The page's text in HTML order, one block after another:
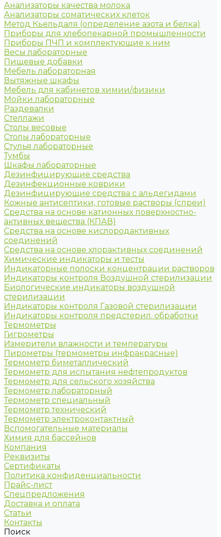
Анализаторы качества молока
Анализаторы соматических клеток
Метод Кьельдаля (определение азота и белка)
Приборы для хлебопекарной промышленности
Приборы ПЧП и комплектующие к ним
Весы лабораторные
Пищевые добавки
Мебель лабораторная
Вытяжные шкафы
Мебель для кабинетов химии/физики
Мойки лабораторные
Раздевалки
Стеллажи
Столы весовые
Столы лабораторные
Стулья лабораторные
Тумбы
Шкафы лабораторные
Дезинфицирующие средства
Дезинфекционные коврики
Дезинфицирующие средства с альдегидами
Кожные антисептики, готовые растворы (спреи)
Средства на основе катионных поверхностно-
активных вещества (КПАВ)
Средства на основе кислородактивных
соединений
Средства на основе хлорактивных соединений
Химические индикаторы и тесты
Индикаторные полоски концентрации растворов
Индикаторы контроля Воздушной стерилизации
Биологические индикаторы воздушной
стерилизации
Индикаторы контроля Газовой стерилизации
Индикаторы контроля предстерил. обработки
Термометры
Гигрометры
Измерители влажности и температуры
Пирометры (термометры инфракрасные)
Термометр биметаллический
Термометр для испытания нефтепродуктов
Термометр для сельского хозяйства
Термометр лабораторный
Термометр специальный
Термометр технический
Термометр электроконтактный
Вспомогательные материалы
Химия для бассейнов
Компания
Реквизиты
Сертификаты
Политика конфиденциальности
Прайс-лист
Спецпредложения
Доставка и оплата
Статьи
Контакты
Поиск